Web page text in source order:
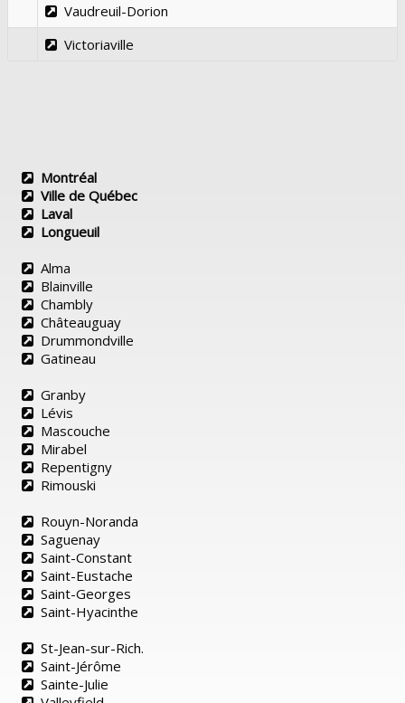
Vaudreuil-Dorion
Victoriaville
Montréal
Ville de Québec
Laval
Longueuil
Alma
Blainville
Chambly
Châteauguay
Drummondville
Gatineau
Granby
Lévis
Mascouche
Mirabel
Repentigny
Rimouski
Rouyn-Noranda
Saguenay
Saint-Constant
Saint-Eustache
Saint-Georges
Saint-Hyacinthe
St-Jean-sur-Rich.
Saint-Jérôme
Sainte-Julie